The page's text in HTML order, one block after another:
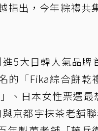
指出，今年粽禮共
5大日韓人氣品牌
的「Fika綜合餅乾
、日本女性票選
京都宇抹茶老舖